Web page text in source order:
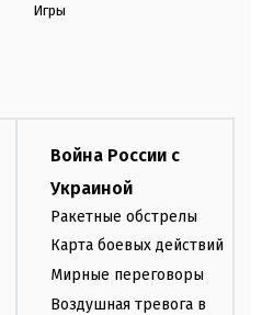
Игры
Война России с
Украиной
Ракетные обстрелы
Карта боевых действий
Мирные переговоры
Воздушная тревога в